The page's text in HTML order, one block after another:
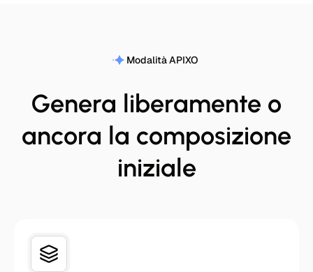
Modalità APIXO
Genera liberamente o
ancora la composizione
iniziale